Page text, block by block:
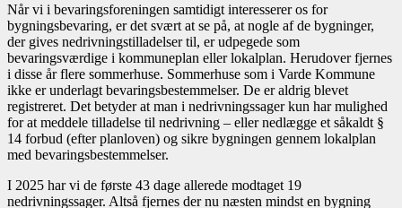
Når vi i bevaringsforeningen samtidigt interesserer os for
bygningsbevaring, er det svært at se på, at nogle af de bygninger,
der gives nedrivningstilladelser til, er udpegede som
bevaringsværdige i kommuneplan eller lokalplan. Herudover fjernes
i disse år flere sommerhuse. Sommerhuse som i Varde Kommune
ikke er underlagt bevaringsbestemmelser. De er aldrig blevet
registreret. Det betyder at man i nedrivningssager kun har mulighed
for at meddele tilladelse til nedrivning – eller nedlægge et såkaldt §
14 forbud (efter planloven) og sikre bygningen gennem lokalplan
med bevaringsbestemmelser.
I 2025 har vi de første 43 dage allerede modtaget 19
nedrivningssager. Altså fjernes der nu næsten mindst en bygning